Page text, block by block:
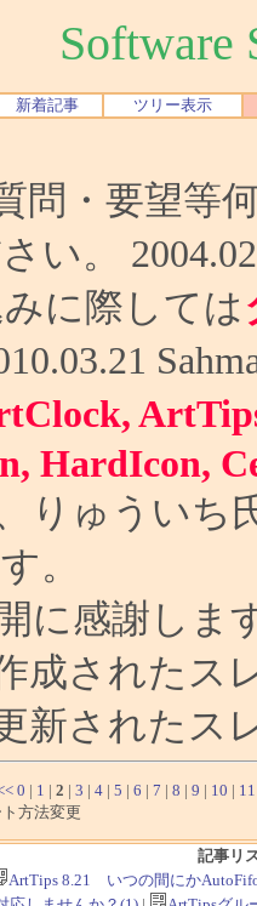
Software
新着記事 ツリー表示
問・要望等
い。
に際しては
HardIcon,
りゅういち
。
に感謝しま
成されたス
新されたス
0 | 1 | 2 | 3 | 4 | 5 | 6 | 7 | 8 | 9 | 10 | 11
方法変更
記事リ
ArtTips 8.21 いつの間にか